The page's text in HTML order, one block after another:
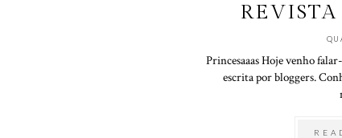
Princesaaas Hoje venho
escrita por bloggers.